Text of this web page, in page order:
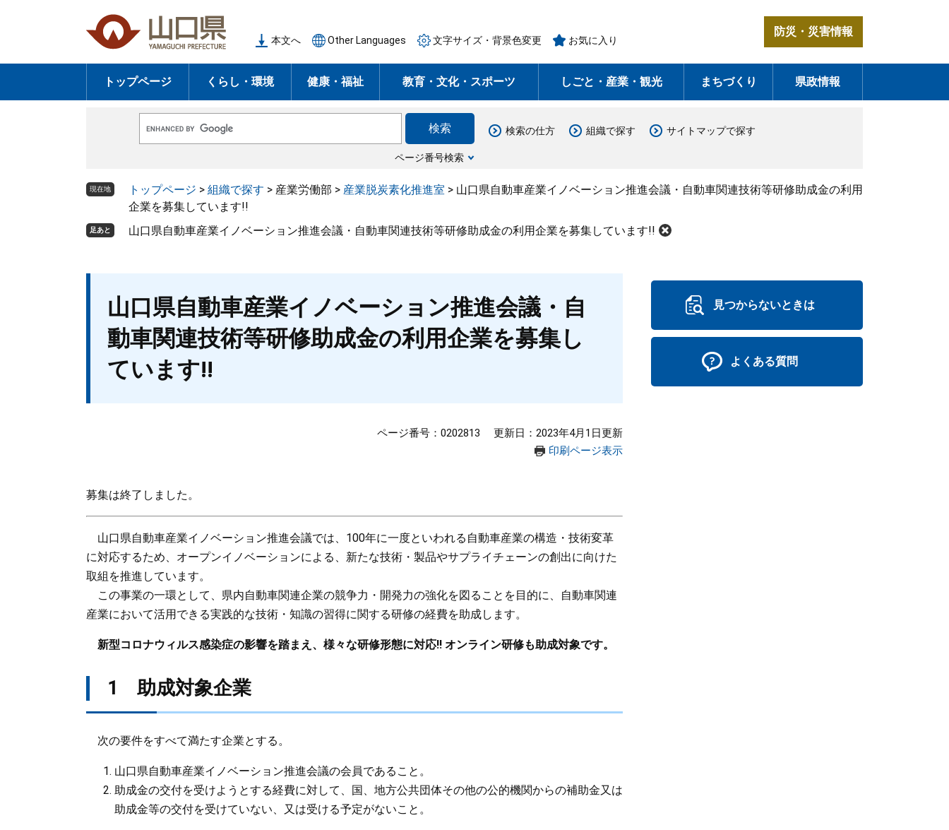
の
頭
ー
飛
本文へ Other Languages 文字サイズ・背景色変更 お気に入り
防災・災害情報
トップページ くらし・環境 健康・福祉 教育・文化・スポーツ しごと・産業・観光 まちづくり 県政情報
o
e
カ
ス
タ
ム
ページ番号検索
検索の仕方 組織で探す サイトマップで探す
現在地 トップページ > 組織で探す > 産業労働部 > 産業脱炭素化推進室 > 山口県自動車産業イノベーション推進会議・自動車関連技術等研修助成金の利用
企業を募集しています!!
足あと 山口県自動車産業イノベーション推進会議・自動車関連技術等研修助成金の利用企業を募集しています!!
山口県自動車産業イノベーション推進会議・自
動車関連技術等研修助成金の利用企業を募集し
ています!!
ページ番号：0202813
更新日：2023年4月1日更新
印刷ページ表示
募集は終了しました。
山口県自動車産業イノベーション推進会議では、100年に一度といわれる自動車産業の構造・技術変革
に対応するため、オープンイノベーションによる、新たな技術・製品やサプライチェーンの創出に向けた
取組を推進しています。
この事業の一環として、県内自動車関連企業の競争力・開発力の強化を図ることを目的に、自動車関連
産業において活用できる実践的な技術・知識の習得に関する研修の経費を助成します。
新型コロナウィルス感染症の影響を踏まえ、様々な研修形態に対応!! オンライン研修も助成対象です。
1 助成対象企業
次の要件をすべて満たす企業とする。
山口県自動車産業イノベーション推進会議の会員であること。
助成金の交付を受けようとする経費に対して、国、地方公共団体その他の公的機関からの補助金又は
助成金等の交付を受けていない、又は受ける予定がないこと。
見つからないときは
よくある質問